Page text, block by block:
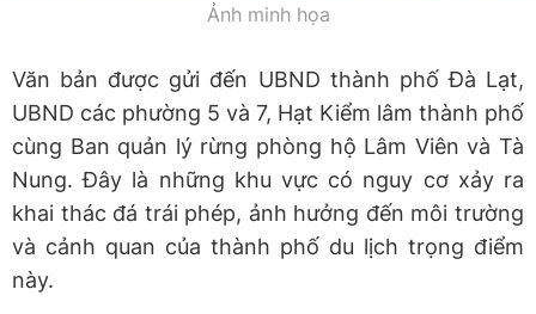
Ảnh minh họa
Văn bản được gửi đến UBND thành phố Đà Lạt,
UBND các phường 5 và 7, Hạt Kiểm lâm thành phố
cùng Ban quản lý rừng phòng hộ Lâm Viên và Tà
Nung. Đây là những khu vực có nguy cơ xảy ra
khai thác đá trái phép, ảnh hưởng đến môi trường
và cảnh quan của thành phố du lịch trọng điểm
này.